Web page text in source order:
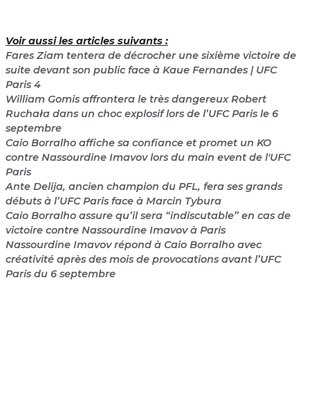
Voir aussi les articles suivants :
Fares Ziam tentera de décrocher une sixième victoire de
suite devant son public face à Kaue Fernandes | UFC
Paris 4
William Gomis affrontera le très dangereux Robert
Ruchała dans un choc explosif lors de l’UFC Paris le 6
septembre
Caio Borralho affiche sa confiance et promet un KO
contre Nassourdine Imavov lors du main event de l'UFC
Paris
Ante Delija, ancien champion du PFL, fera ses grands
débuts à l’UFC Paris face à Marcin Tybura
Caio Borralho assure qu’il sera “indiscutable” en cas de
victoire contre Nassourdine Imavov à Paris
Nassourdine Imavov répond à Caio Borralho avec
créativité après des mois de provocations avant l’UFC
Paris du 6 septembre